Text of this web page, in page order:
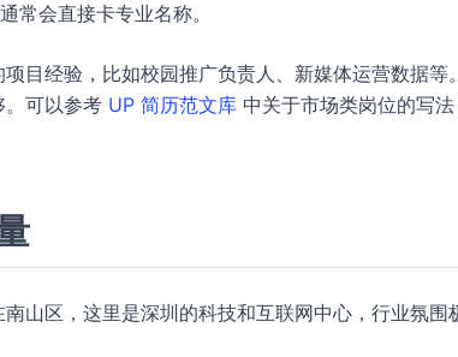
常会直接卡专业名称。
目经验，比如校园推广负责人、新媒体运营数据等
。可以参考 UP 简历范文库 中关于市场类岗位的写
山区，这里是深圳的科技和互联网中心，行业氛围